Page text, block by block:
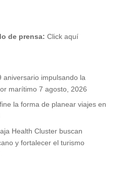
de prensa: Click aquí
aniversario impulsando la
marítimo 7 agosto, 2026
la forma de planear viajes en
Health Cluster buscan
y fortalecer el turismo